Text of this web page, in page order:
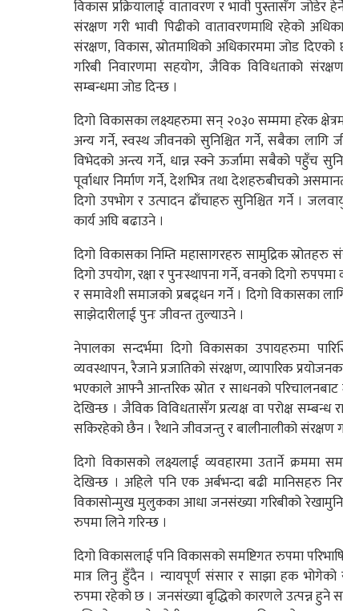
विकास प्रक्रियालाई वातावरण र भावी पुस्तासँग जोडेर
संरक्षण गरी भावी पिढीको वातावरणमाथि रहेको
संरक्षण, विकास, स्रोतमाथिको अधिकारममा जोड दिएको
गरिबी निवारणमा सहयोग, जैविक विविधताको
सम्बन्धमा जोड दिन्छ ।
दिगो विकासका लक्ष्यहरुमा सन् २०३० सम्ममा हरेक
अन्य गर्ने, स्वस्थ जीवनको सुनिश्चित गर्ने, सबैका लागि
विभेदको अन्त्य गर्ने, धान्न स्क्ने ऊर्जामा सबैको पहुँच
पूर्वाधार निर्माण गर्ने, देशभित्र तथा देशहरुबीचको
दिगो उपभोग र उत्पादन ढाँचाहरु सुनिश्चित गर्ने ।
कार्य अघि बढाउने ।
दिगो विकासका निम्ति महासागरहरु सामुद्रिक स्रोतहरु
दिगो उपयोग, रक्षा र पुनःस्थापना गर्ने, वनको दिगो
र समावेशी समाजको प्रबद्र्धन गर्ने । दिगो विकासका
साझेदारीलाई पुनः जीवन्त तुल्याउने ।
नेपालका सन्दर्भमा दिगो विकासका उपायहरुमा
व्यवस्थापन, रैजाने प्रजातिको संरक्षण, व्यापारिक
भएकाले आफ्नै आन्तरिक स्रोत र साधनको
देखिन्छ । जैविक विविधतासँग प्रत्यक्ष वा परोक्ष
सकिरहेको छैन । रैथाने जीवजन्तु र बालीनालीको
दिगो विकासको लक्ष्यलाई व्यवहारमा उतार्ने क्रममा
देखिन्छ । अहिले पनि एक अर्बभन्दा बढी मानिसहरु
विकासोन्मुख मुलुकका आधा जनसंख्या गरिबीको
रुपमा लिने गरिन्छ ।
दिगो विकासलाई पनि विकासको समष्टिगत रुपमा
मात्र लिनु हुँदैन । न्यायपूर्ण संसार र साझा हक भोगेको
रुपमा रहेको छ । जनसंख्या बृद्धिको कारणले उत्पन्न हुने